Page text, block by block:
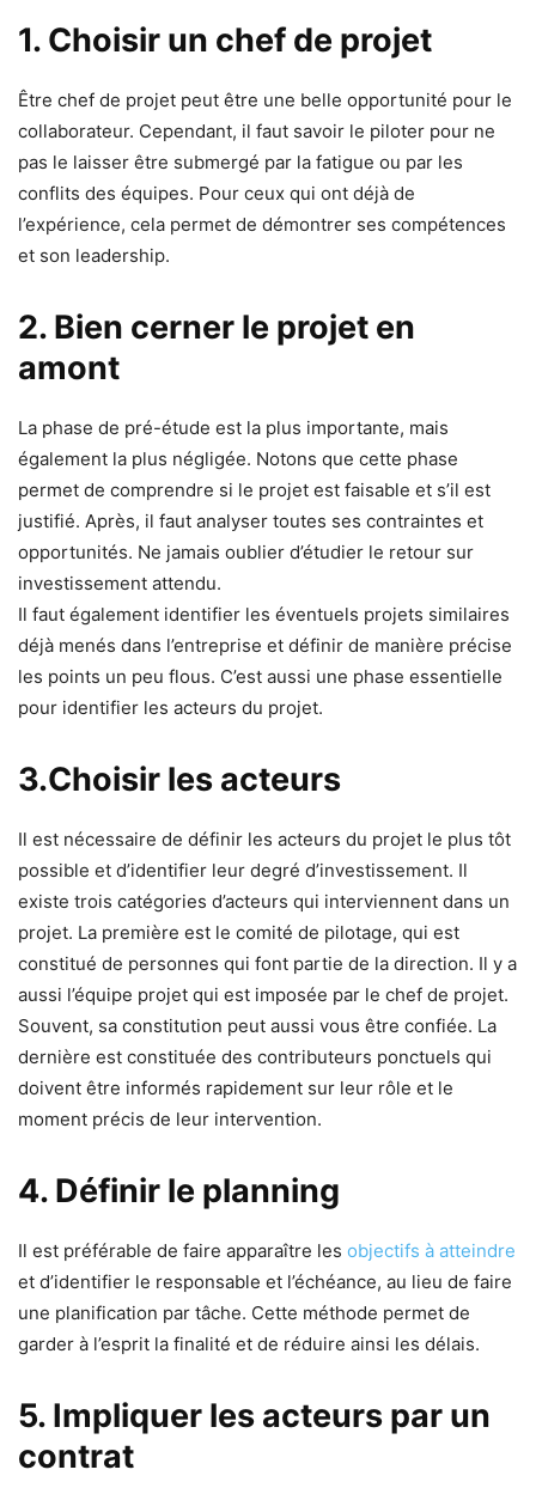
1. Choisir un chef de projet
Être chef de projet peut être une belle opportunité pour le
collaborateur. Cependant, il faut savoir le piloter pour ne
pas le laisser être submergé par la fatigue ou par les
conflits des équipes. Pour ceux qui ont déjà de
l’expérience, cela permet de démontrer ses compétences
et son leadership.
2. Bien cerner le projet en
amont
La phase de pré-étude est la plus importante, mais
également la plus négligée. Notons que cette phase
permet de comprendre si le projet est faisable et s’il est
justifié. Après, il faut analyser toutes ses contraintes et
opportunités. Ne jamais oublier d’étudier le retour sur
investissement attendu.
Il faut également identifier les éventuels projets similaires
déjà menés dans l’entreprise et définir de manière précise
les points un peu flous. C’est aussi une phase essentielle
pour identifier les acteurs du projet.
3.Choisir les acteurs
Il est nécessaire de définir les acteurs du projet le plus tôt
possible et d’identifier leur degré d’investissement. Il
existe trois catégories d’acteurs qui interviennent dans un
projet. La première est le comité de pilotage, qui est
constitué de personnes qui font partie de la direction. Il y a
aussi l’équipe projet qui est imposée par le chef de projet.
Souvent, sa constitution peut aussi vous être confiée. La
dernière est constituée des contributeurs ponctuels qui
doivent être informés rapidement sur leur rôle et le
moment précis de leur intervention.
4. Définir le planning
Il est préférable de faire apparaître les objectifs à atteindre
et d’identifier le responsable et l’échéance, au lieu de faire
une planification par tâche. Cette méthode permet de
garder à l’esprit la finalité et de réduire ainsi les délais.
5. Impliquer les acteurs par un
contrat